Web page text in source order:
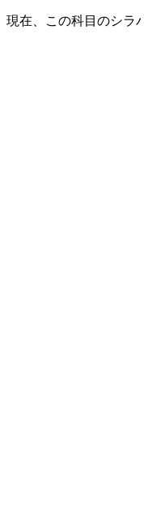
現在、この科目のシラ